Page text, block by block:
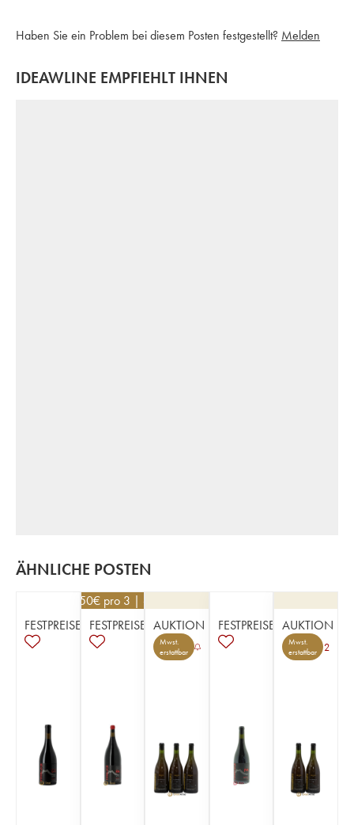
Haben Sie ein Problem bei diesem Posten festgestellt? Melden
IDEAWLINE EMPFIEHLT IHNEN
ÄHNLICHE POSTEN
FESTPREISE
130,50€ pro 3 | -10%
FESTPREISE AUKTION
Mwst.
erstattbar
FESTPREISE AUKTION
Mwst.
erstattbar
2